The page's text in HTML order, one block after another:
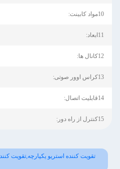
10مواد کابینت:
11ابعاد:
12کانال ها:
13کراس اوور صوتی:
14قابلیت اتصال:
15کنترل از راه دور: